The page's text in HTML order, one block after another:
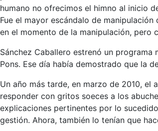
humano no ofrecimos el himno al inicio
Fue el mayor escándalo de
en el momento de la manipulación, pero
Sánchez Caballero estrenó un programa
Pons. Ese día había demostrado que la
Un año más tarde, en marzo de 2010,
responder con gritos soeces a los
explicaciones pertinentes por lo
gestión. Ahora, también lo tenían que